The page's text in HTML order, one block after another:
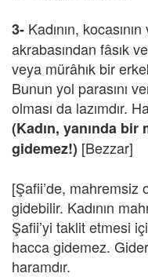
3- Kadının,
akrabasından fâsık
veya mürâhık bir
Bunun yol parasını
olması da lazımdır.
(Kadın, yanında
gidemez!) [Bezzar]
[Şafii’de, mahremsiz
gidebilir. Kadının
Şafii’yi taklit etmesi
hacca gidemez.
haramdır.